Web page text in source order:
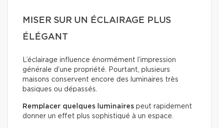
MISER SUR UN ÉCLAIRAGE PLUS
ÉLÉGANT
L’éclairage influence énormément l’impression
générale d’une propriété. Pourtant, plusieurs
maisons conservent encore des luminaires très
basiques ou dépassés.
Remplacer quelques luminaires peut rapidement
donner un effet plus sophistiqué à un espace.